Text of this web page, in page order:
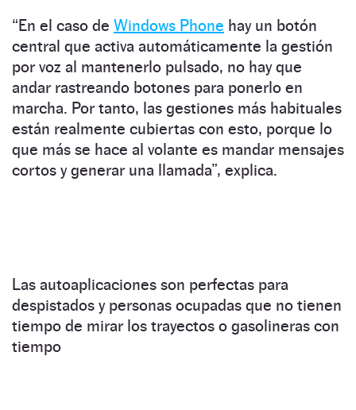
“En el caso de Windows Phone hay un botón
central que activa automáticamente la gestión
por voz al mantenerlo pulsado, no hay que
andar rastreando botones para ponerlo en
marcha. Por tanto, las gestiones más habituales
están realmente cubiertas con esto, porque lo
que más se hace al volante es mandar mensajes
cortos y generar una llamada”, explica.
Las autoaplicaciones son perfectas para
despistados y personas ocupadas que no tienen
tiempo de mirar los trayectos o gasolineras con
tiempo